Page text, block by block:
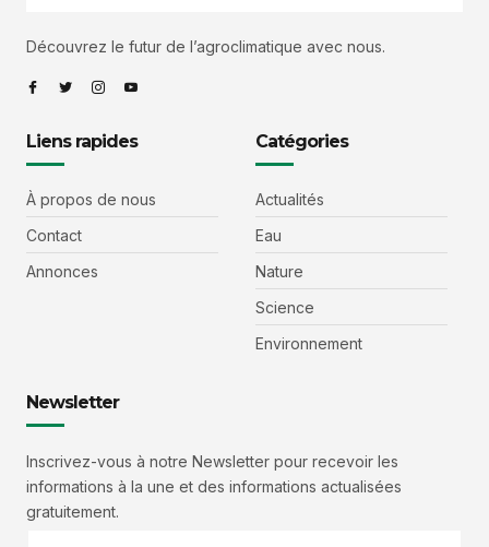
Découvrez le futur de l’agroclimatique avec nous.
Liens rapides
À propos de nous
Contact
Annonces
Catégories
Actualités
Eau
Nature
Science
Environnement
Newsletter
Inscrivez-vous à notre Newsletter pour recevoir les
informations à la une et des informations actualisées
gratuitement.